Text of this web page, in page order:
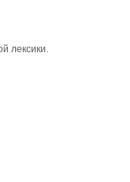
лексики.